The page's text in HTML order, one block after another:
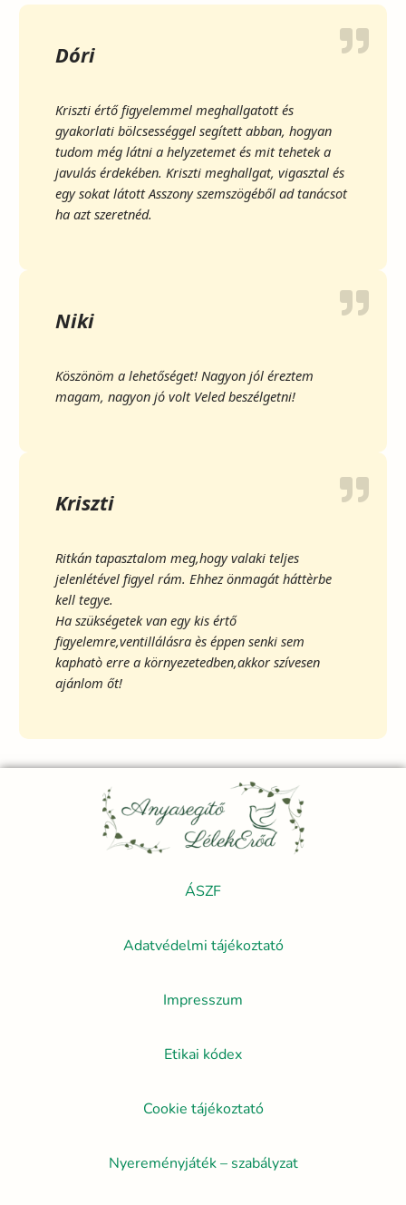
Dóri
Kriszti értő figyelemmel meghallgatott és
gyakorlati bölcsességgel segített abban, hogyan
tudom még látni a helyzetemet és mit tehetek a
javulás érdekében. Kriszti meghallgat, vigasztal és
egy sokat látott Asszony szemszögéből ad tanácsot
ha azt szeretnéd.
Niki
Köszönöm a lehetőséget! Nagyon jól éreztem
magam, nagyon jó volt Veled beszélgetni!
Kriszti
Ritkán tapasztalom meg,hogy valaki teljes
jelenlétével figyel rám. Ehhez önmagát háttèrbe
kell tegye.
Ha szükségetek van egy kis értő
figyelemre,ventillálásra ès éppen senki sem
kaphatò erre a környezetedben,akkor szívesen
ajánlom őt!
ÁSZF
Adatvédelmi tájékoztató
Impresszum
Etikai kódex
Cookie tájékoztató
Nyereményjáték – szabályzat